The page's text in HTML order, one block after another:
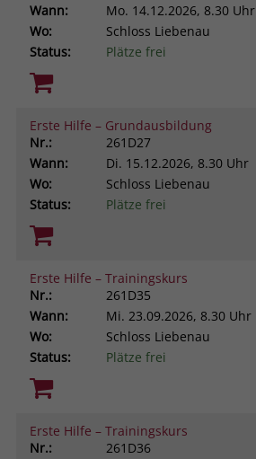
Wann:
Mo. 14.12.2026, 8.30 Uhr
Wo:
Schloss Liebenau
Status:
Plätze frei
Erste Hilfe – Grundausbildung
Nr.:
261D27
Wann:
Di. 15.12.2026, 8.30 Uhr
Wo:
Schloss Liebenau
Status:
Plätze frei
Erste Hilfe – Trainingskurs
Nr.:
261D35
Wann:
Mi. 23.09.2026, 8.30 Uhr
Wo:
Schloss Liebenau
Status:
Plätze frei
Erste Hilfe – Trainingskurs
Nr.:
261D36